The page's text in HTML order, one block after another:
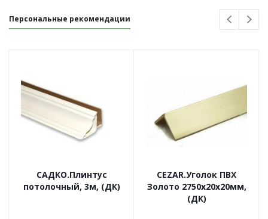
Персональные рекомендации
САДКО.Плинтус
потолочный, 3м, (ДК)
CEZAR.Уголок ПВХ
Золото 2750х20х20мм,
(ДК)